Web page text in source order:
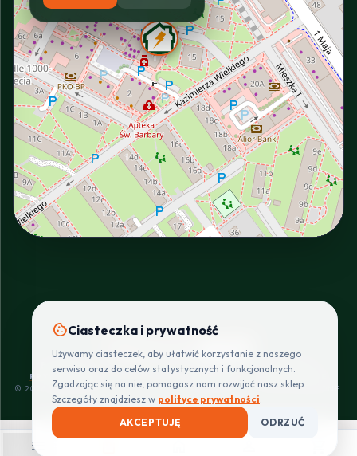
menu
INTERACTIVE VIEW
SZYBKIE I BEZPIECZNE PŁATNOŚCI
POLITYKA
PRYWATNOŚCI
REGULAMIN
CENNIK
DOSTAW
ZWROTY I
REKLAMACJE
© 2026 PROINSTALLER.PL - KNURÓW. WSZYSTKIE PRAWA ZASTRZEŻONE.
cookieCiasteczka i prywatność
Używamy ciasteczek, aby ułatwić korzystanie z naszego
serwisu oraz do celów statystycznych i funkcjonalnych.
Zgadzając się na nie, pomagasz nam rozwijać nasz sklep.
Szczegóły znajdziesz w polityce prywatności.
AKCEPTUJĘ
ODRZUĆ